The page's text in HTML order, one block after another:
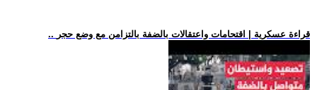
.. قراءة عسكرية | اقتحامات واعتقالات بالضفة بالتزامن مع وضع حجر